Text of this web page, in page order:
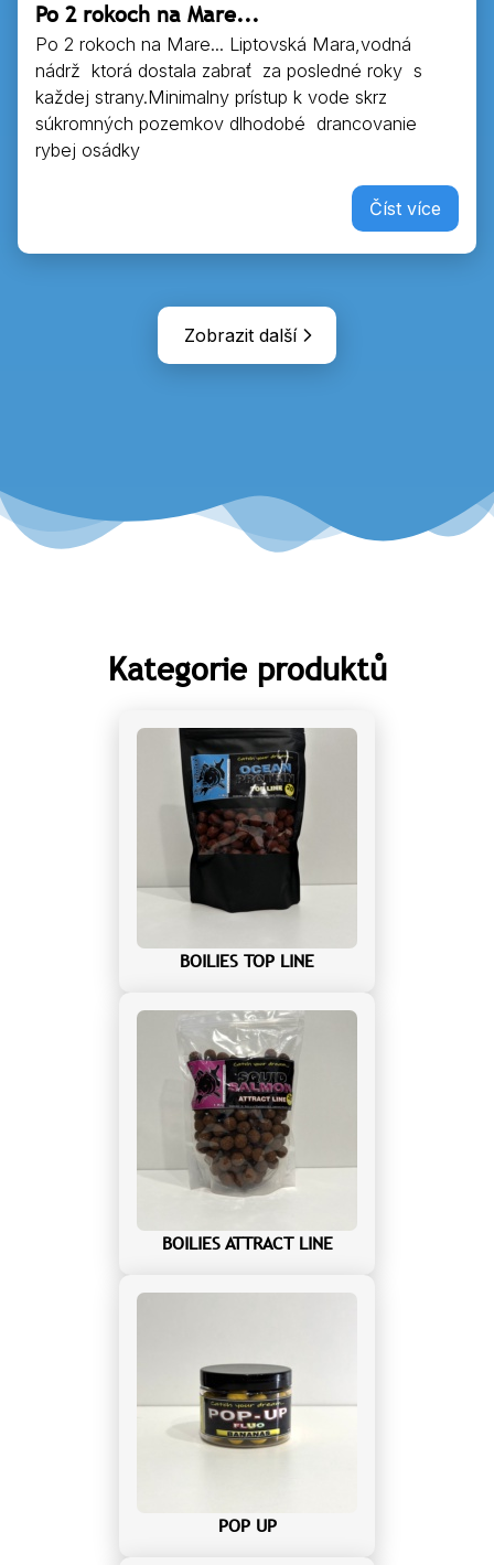
Po 2 rokoch na Mare...
Po 2 rokoch na Mare... Liptovská Mara,vodná
nádrž ktorá dostala zabrať za posledné roky s
každej strany.Minimalny prístup k vode skrz
súkromných pozemkov dlhodobé drancovanie
rybej osádky
Číst více
Zobrazit další
Kategorie produktů
BOILIES TOP LINE
BOILIES ATTRACT LINE
POP UP